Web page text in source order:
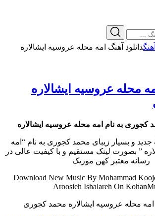
دانلود آهنگ امه محله عروسیه ایشالاره
محله عروسیه ایشالاره
کجوری به نام امه محله عروسیه ایشالاره
جدید و بسیار زیبای محمد کجوری به نام “امه
” بصورت لینک مستقیم و با کیفیت عالی در
رسانه معتبر کهن موزیک
Download New Music By Mohammad
Aroosieh Ishalareh On